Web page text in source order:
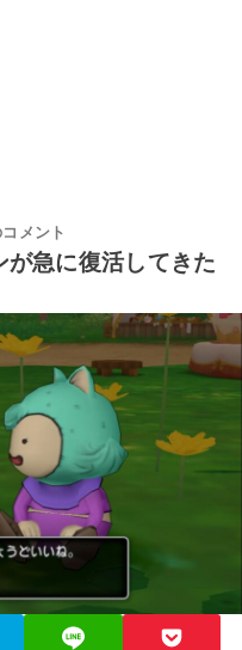
メント
急に復活してきた